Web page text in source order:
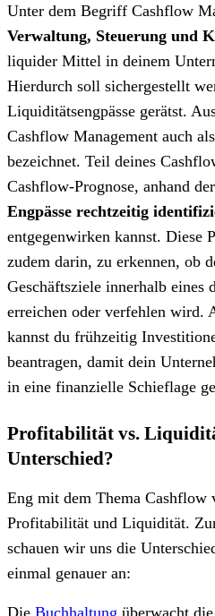
Unter dem Begriff Cashflow
Verwaltung, Steuerung und
liquider Mittel in deinem
Hierdurch soll sichergestellt
Liquiditätsengpässe gerätst.
Cashflow Management auch als
bezeichnet. Teil deines
Cashflow-Prognose, anhand
Engpässe rechtzeitig
entgegenwirken kannst. Diese
zudem darin, zu erkennen, ob
Geschäftsziele innerhalb eines
erreichen oder verfehlen wird.
kannst du frühzeitig
beantragen, damit dein
in eine finanzielle Schieflage
Profitabilität vs.
Unterschied?
Eng mit dem Thema
Profitabilität und Liquidität.
schauen wir uns die
einmal genauer an:
Die Buchhaltung überwacht die